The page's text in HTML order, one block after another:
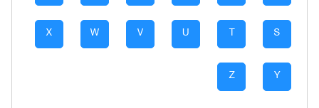
S
T
U
V
W
X
Y
Z